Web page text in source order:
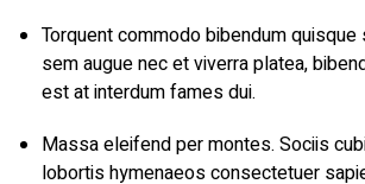
Torquent commodo bibendum
sem augue nec et viverra platea,
est at interdum fames dui.
Massa eleifend per montes. Sociis
lobortis hymenaeos consectetuer